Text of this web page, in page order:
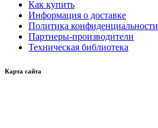
Как купить
Информация о доставке
Политика конфиденциальности
Партнеры-производители
Техническая библиотека
Карта сайта